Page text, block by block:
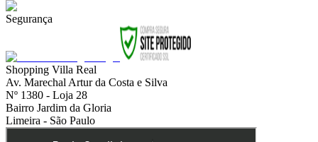
Segurança
Shopping Villa Real
Av. Marechal Artur da Costa e Silva
Nº 1380 - Loja 28
Bairro Jardim da Gloria
Limeira - São Paulo